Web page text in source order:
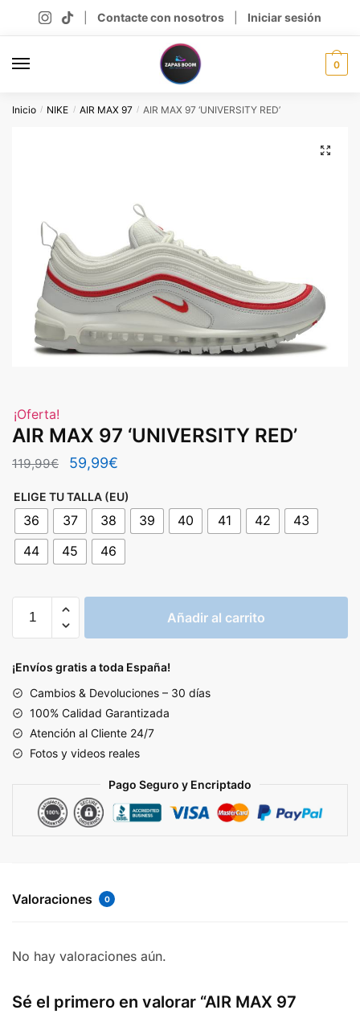
Contacte con nosotros Iniciar sesión
0
Inicio / NIKE / AIR MAX 97 / AIR MAX 97 ‘UNIVERSITY RED’
🔍
¡Oferta!
AIR MAX 97 ‘UNIVERSITY RED’
119,99€
El
original
era:
119,99€.
59,99€
actual
es:
ELIGE TU TALLA (EU)
36 37 38 39 40 41 42
43
44
45 46
MAX
'UNIVERSITY
cantidad
Añadir al carrito
¡Envíos gratis a toda España!
Cambios & Devoluciones – 30 días
100% Calidad Garantizada
Atención al Cliente 24/7
Fotos y videos reales
Pago Seguro y Encriptado
Valoraciones 0
No hay valoraciones aún.
Sé el primero en valorar “AIR MAX 97